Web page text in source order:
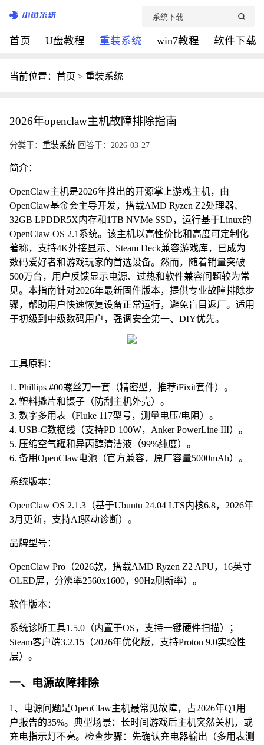
首页 U盘教程 重装系统 win7教程 软件下载
当前位置： 首页 > 重装系统
2026年openclaw主机故障排除指南
分类于： 重装系统 回答于：2026-03-27
简介：
OpenClaw主机是2026年推出的开源掌上游戏主机，由
OpenClaw基金会主导开发，搭载AMD Ryzen Z2处理器、
32GB LPDDR5X内存和1TB NVMe SSD，运行基于Linux的
OpenClaw OS 2.1系统。该主机以高性价比和高度可定制化
著称，支持4K外接显示、Steam Deck兼容游戏库，已成为
数码爱好者和游戏玩家的首选设备。然而，随着销量突破
500万台，用户反馈显示电源、过热和软件兼容问题较为常
见。本指南针对2026年最新固件版本，提供专业故障排除步
骤，帮助用户快速恢复设备正常运行，避免盲目返厂。适用
于初级到中级数码用户，强调安全第一、DIY优先。
工具原料：
1. Phillips #00螺丝刀一套（精密型，推荐iFixit套件）。
2. 塑料撬片和镊子（防刮主机外壳）。
3. 数字多用表（Fluke 117型号，测量电压/电阻）。
4. USB-C数据线（支持PD 100W，Anker PowerLine III）。
5. 压缩空气罐和异丙醇清洁液（99%纯度）。
6. 备用OpenClaw电池（官方兼容，原厂容量5000mAh）。
系统版本：
OpenClaw OS 2.1.3（基于Ubuntu 24.04 LTS内核6.8，2026年
3月更新，支持AI驱动诊断）。
品牌型号：
OpenClaw Pro（2026款，搭载AMD Ryzen Z2 APU，16英寸
OLED屏，分辨率2560x1600，90Hz刷新率）。
软件版本：
系统诊断工具1.5.0（内置于OS，支持一键硬件扫描）；
Steam客户端3.2.15（2026年优化版，支持Proton 9.0实验性
层）。
一、电源故障排除
1、电源问题是OpenClaw主机最常见故障，占2026年Q1用
户报告的35%。典型场景：长时间游戏后主机突然关机，或
充电指示灯不亮。检查步骤：先确认充电器输出（多用表测